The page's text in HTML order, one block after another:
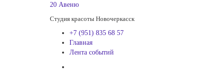
20 Авеню
Студия красоты Новочеркасск
+7 (951) 835 68 57
Главная
Лента событий